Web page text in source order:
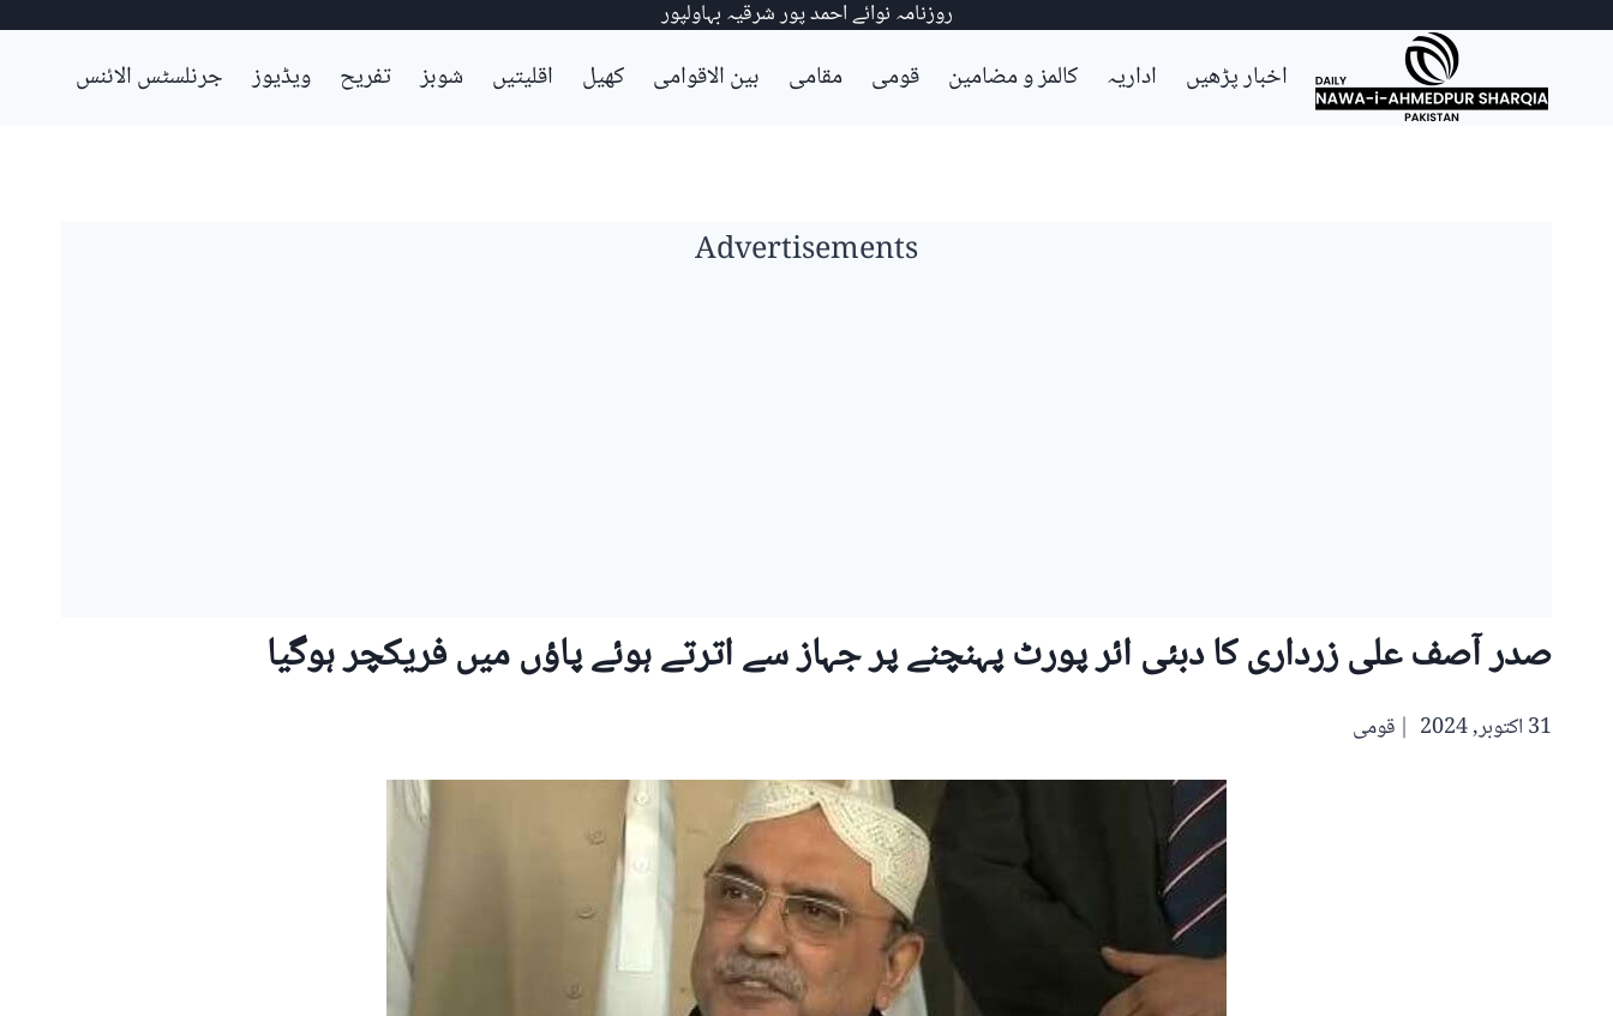
Skip
روزنامہ نوائے احمد پور شرقیہ بہاولپور
اخبار پڑھیں اداریہ کالمز و مضامین قومی مقامی بین الاقوامی کھیل اقلیتیں شوبز تفریح ویڈیوز جرنلسٹس الائنس
Advertisements
صدر آصف علی زرداری کا دبئی ائر پورٹ پہنچنے پر جہاز سے اترتے ہوئے پاؤں میں فریکچر ہوگیا
31 اکتوبر, 2024 قومی